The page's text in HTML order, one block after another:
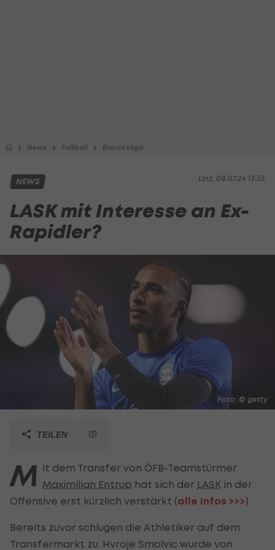
News Fußball Bundesliga
Linz, 08.07.24 13:35
NEWS
LASK mit Interesse an Ex-
Rapidler?
Foto: © getty
TEILEN
M it dem Transfer von ÖFB-Teamstürmer
Maximilian Entrup hat sich der LASK in der
Offensive erst kürzlich verstärkt (alle Infos >>>).
Bereits zuvor schlugen die Athletiker auf dem
Transfermarkt zu. Hvroje Smolvic wurde von